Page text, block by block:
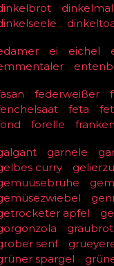
ei eichel
federweißer
feta
forelle
garnele
curry
apfel
graubrot
senf
spargel